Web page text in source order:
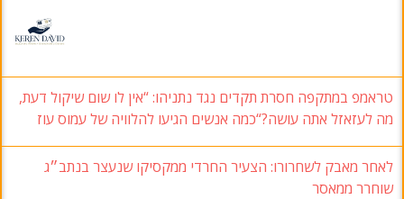
טראמפ במתקפה חסרת תקדים נגד נתניהו: “אין לו שום שיקול דעת,
מה לעזאזל אתה עושה?“כמה אנשים הגיעו להלוויה של עמוס עוז
לאחר מאבק לשחרורו: הצעיר החרדי ממקסיקו שנעצר בנתב״ג
שוחרר ממאסר